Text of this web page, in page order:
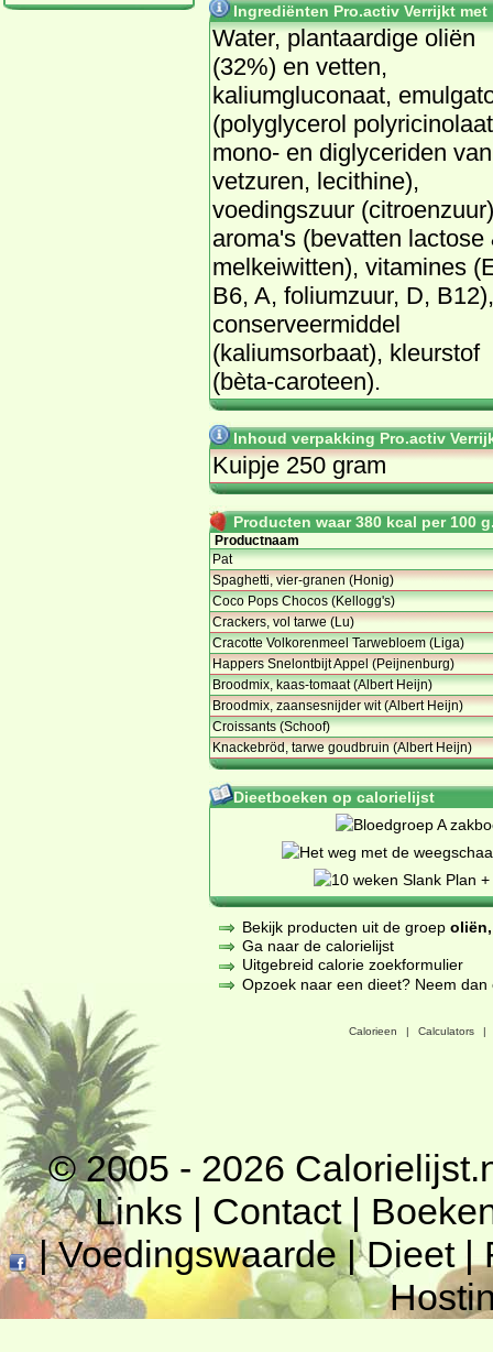
Ingrediënten Pro.activ Verrijkt met
Water, plantaardige oliën
(32%) en vetten,
kaliumgluconaat,
(polyglycerol
mono- en diglyceriden van
vetzuren, lecithine),
voedingszuur
aroma's (bevatten lactose
melkeiwitten), vitamines
B6, A, foliumzuur, D, B12),
conserveermiddel
(kaliumsorbaat), kleurstof
(bèta-caroteen).
Inhoud verpakking Pro.activ
Kuipje 250 gram
Producten waar 380 kcal per 100
Productnaam
Pat
Spaghetti, vier-granen (Honig)
Coco Pops Chocos (Kellogg's)
Crackers, vol tarwe (Lu)
Cracotte Volkorenmeel Tarwebloem (Liga)
Happers Snelontbijt Appel (Peijnenburg)
Broodmix, kaas-tomaat (Albert Heijn)
Broodmix, zaansesnijder wit (Albert Heijn)
Croissants (Schoof)
Knackebröd, tarwe goudbruin (Albert Heijn)
Dieetboeken op calorielijst
Bekijk producten uit de groep
Ga naar de calorielijst
Uitgebreid calorie zoekformulier
Opzoek naar een dieet? Neem
Calorieen | Calculators |
© 2005 - 2026
Links | Contact|
|Voedingswaarde|Dieet|